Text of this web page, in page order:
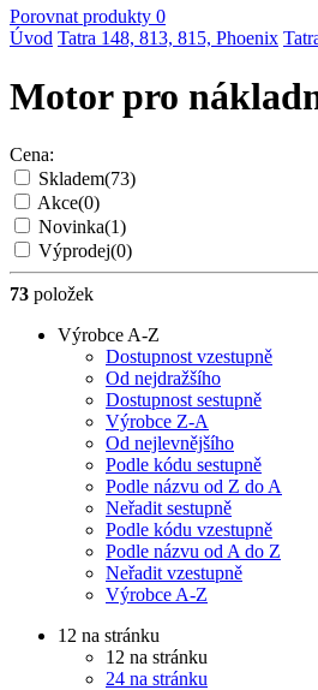
Porovnat produkty 0
Úvod Tatra 148, 813, 815, Phoenix
Motor pro
Cena:
Skladem(73)
Akce(0)
Novinka(1)
Výprodej(0)
73 položek
Výrobce A-Z
Dostupnost vzestupně
Od nejdražšího
Dostupnost sestupně
Výrobce Z-A
Od nejlevnějšího
Podle kódu sestupně
Podle názvu od Z do A
Neřadit sestupně
Podle kódu vzestupně
Podle názvu od A do Z
Neřadit vzestupně
Výrobce A-Z
12 na stránku
12 na stránku
24 na stránku